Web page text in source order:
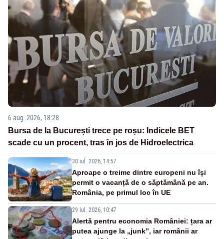
6 aug. 2026, 18:28
Bursa de la București trece pe roșu: Indicele BET
scade cu un procent, tras în jos de Hidroelectrica
30 iul. 2026, 14:57
Aproape o treime dintre europeni nu își
permit o vacanță de o săptămână pe an.
România, pe primul loc în UE
29 iul. 2026, 10:47
Alertă pentru economia României: țara ar
putea ajunge la „junk”, iar românii ar